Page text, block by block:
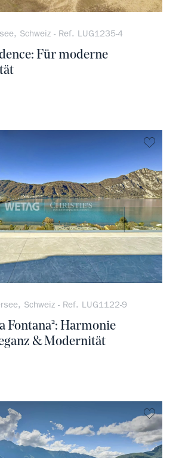
Schweiz - Ref. LUG1235-4
Für moderne
Schweiz - Ref. LUG1122-9
Fontana²: Harmonie
& Modernität
kein